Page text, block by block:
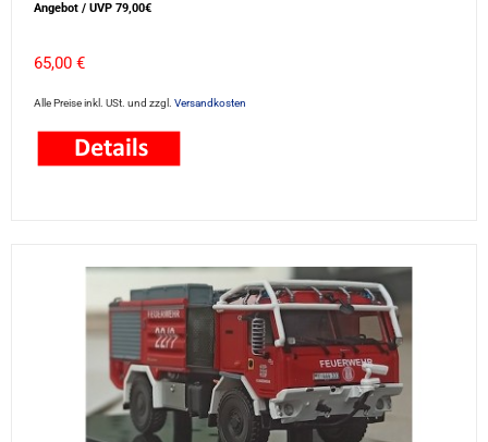
Angebot / UVP 79,00€
65,00 €
Alle Preise inkl. USt. und zzgl. Versandkosten